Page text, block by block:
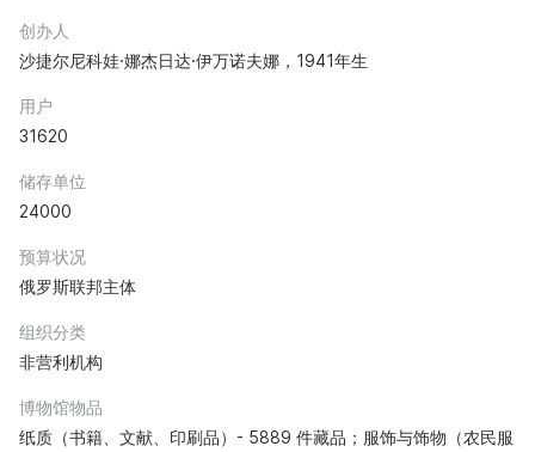
创办人
沙捷尔尼科娃·娜杰日达·伊万诺夫娜，1941年生
用户
31620
储存单位
24000
预算状况
俄罗斯联邦主体
组织分类
非营利机构
博物馆物品
纸质（书籍、文献、印刷品）- 5889 件藏品；服饰与饰物（农民服